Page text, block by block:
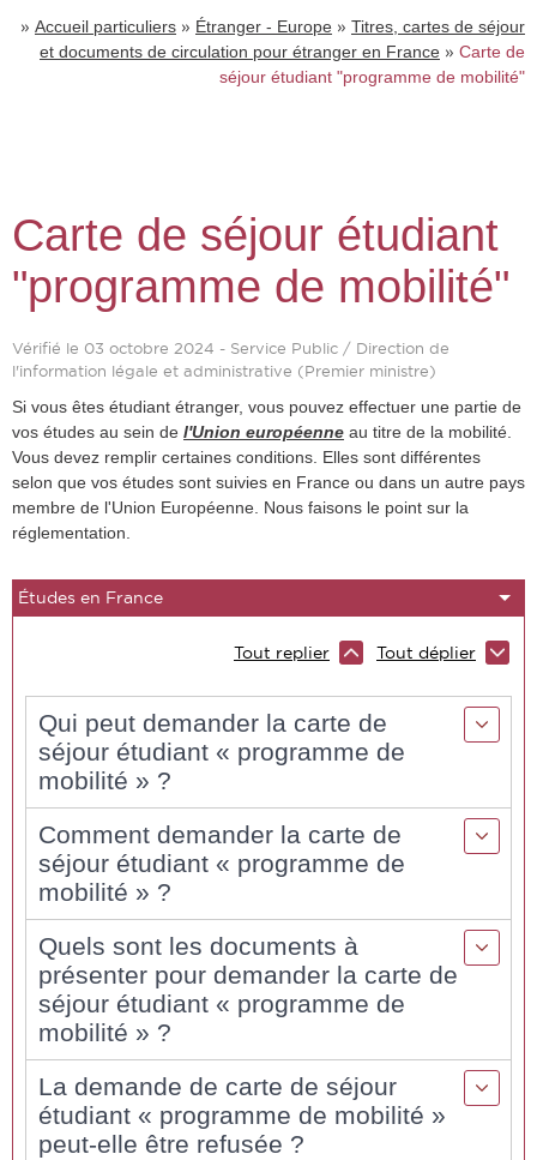
» Accueil particuliers » Étranger - Europe » Titres, cartes de séjour
et documents de circulation pour étranger en France » Carte de
séjour étudiant "programme de mobilité"
Carte de séjour étudiant
"programme de mobilité"
Vérifié le 03 octobre 2024 - Service Public / Direction de
l'information légale et administrative (Premier ministre)
Si vous êtes étudiant étranger, vous pouvez effectuer une partie de
vos études au sein de l'Union européenne au titre de la mobilité.
Vous devez remplir certaines conditions. Elles sont différentes
selon que vos études sont suivies en France ou dans un autre pays
membre de l'Union Européenne. Nous faisons le point sur la
réglementation.
Tout replier Tout déplier
Qui peut demander la carte de
séjour étudiant « programme de
mobilité » ?
Comment demander la carte de
séjour étudiant « programme de
mobilité » ?
Quels sont les documents à
présenter pour demander la carte de
séjour étudiant « programme de
mobilité » ?
La demande de carte de séjour
étudiant « programme de mobilité »
peut-elle être refusée ?